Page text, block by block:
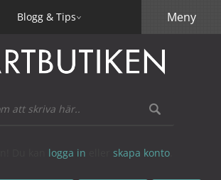
Blogg & Tips
logga in skapa konto
Meny